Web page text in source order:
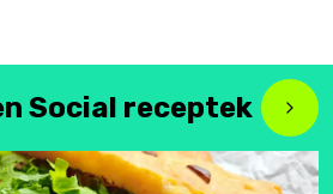
Social receptek